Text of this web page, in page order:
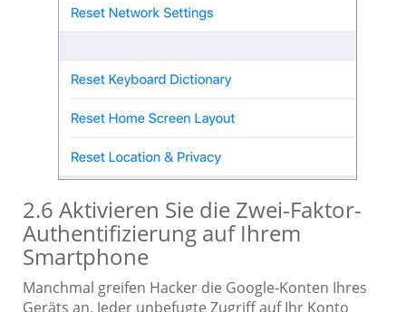
2.6 Aktivieren Sie die Zwei-Faktor-
Authentifizierung auf Ihrem
Smartphone
Manchmal greifen Hacker die Google-Konten Ihres
Geräts an. Jeder unbefugte Zugriff auf Ihr Konto